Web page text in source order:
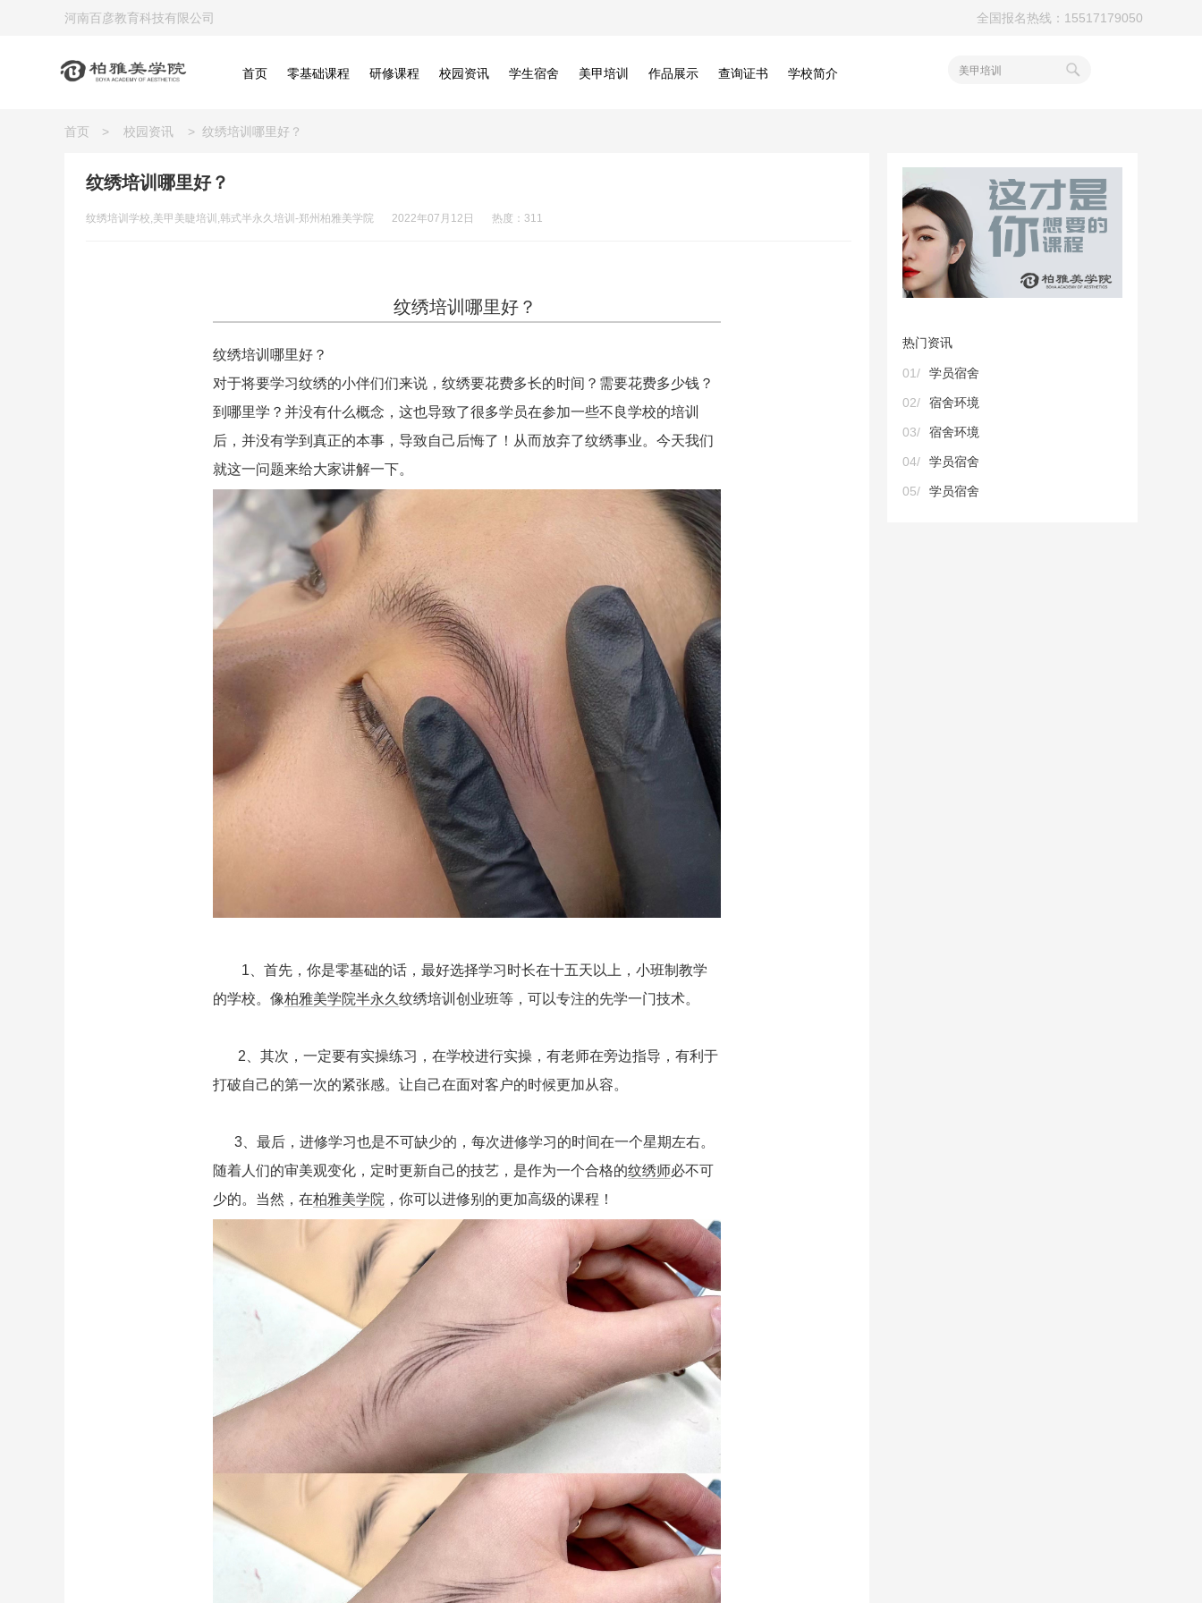
河南百彦教育科技有限公司 全国报名热线：15517179050
首页 零基础课程 研修课程 校园资讯 学生宿舍 美甲培训 作品展示 查询证书 学校简介 美甲培训
首页 > 校园资讯 > 纹绣培训哪里好？
纹绣培训哪里好？
纹绣培训学校,美甲美睫培训,韩式半永久培训-郑州柏雅美学院 2022年07月12日 热度：311
纹绣培训哪里好？
纹绣培训哪里好？
对于将要学习纹绣的小伴们们来说，纹绣要花费多长的时间？需要花费多少钱？
到哪里学？并没有什么概念，这也导致了很多学员在参加一些不良学校的培训
后，并没有学到真正的本事，导致自己后悔了！从而放弃了纹绣事业。今天我们
就这一问题来给大家讲解一下。
1、首先，你是零基础的话，最好选择学习时长在十五天以上，小班制教学
的学校。像柏雅美学院半永久 纹绣培训创业班等，可以专注的先学一门技术。
2、其次，一定要有实操练习，在学校进行实操，有老师在旁边指导，有利于
打破自己的第一次的紧张感。让自己在面对客户的时候更加从容。
3、最后，进修学习也是不可缺少的，每次进修学习的时间在一个星期左右。
随着人们的审美观变化，定时更新自己的技艺，是作为一个合格的纹绣师必不可
少的。当然，在柏雅美学院 ，你可以进修别的更加高级的课程！
热门资讯
01/ 学员宿舍
02/ 宿舍环境
03/ 宿舍环境
04/ 学员宿舍
05/ 学员宿舍